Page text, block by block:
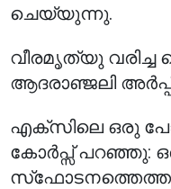
ചെയ്യുന്നു.
വീരമൃത്യു
ആദരാഞ്ജലി
എക്‌സിലെ ഒരു
കോർപ്സ് പറഞ്ഞു: